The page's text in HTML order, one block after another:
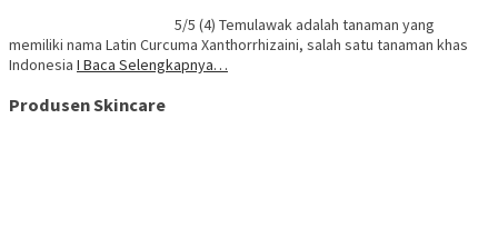
5/5 (4) Temulawak adalah tanaman yang
memiliki nama Latin Curcuma Xanthorrhizaini, salah satu tanaman khas
Indonesia I Baca Selengkapnya…
Produsen Skincare